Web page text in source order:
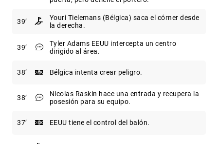
39
Youri Tielemans (Bélgica) saca el córner desde
la derecha.
39
Tyler Adams EEUU intercepta un centro
dirigido al área.
38 Bélgica intenta crear peligro.
38
Nicolas Raskin hace una entrada y recupera la
posesión para su equipo.
37 EEUU tiene el control del balón.